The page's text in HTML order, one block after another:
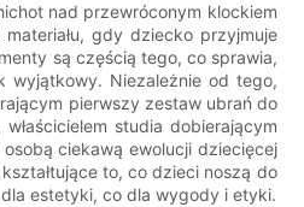
nad przewróconym klockiem
gdy dziecko przyjmuje
są częścią tego, co sprawia,
Niezależnie od tego,
pierwszy zestaw ubrań do
studia dobierającym
ciekawą ewolucji dziecięcej
to, co dzieci noszą do
estetyki, co dla wygody i etyki.